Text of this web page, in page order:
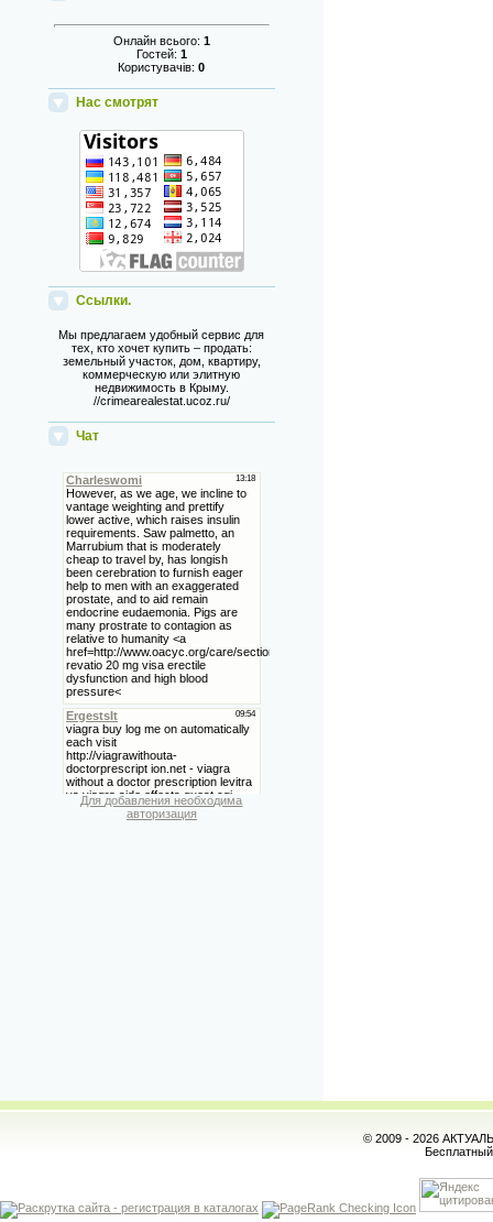
Онлайн всього: 1
Гостей: 1
Користувачів:0
Нас смотрят
Ссылки.
Мы предлагаем удобный сервис для
тех, кто хочет купить – продать:
земельный участок, дом, квартиру,
коммерческую или элитную
недвижимость в Крыму.
//crimearealestat.ucoz.ru/
Чат
Для добавления необходима
авторизация
© 2009 - 2026